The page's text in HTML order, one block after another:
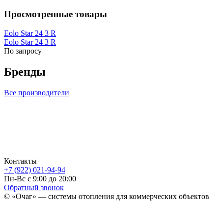
Просмотренные товары
Eolo Star 24 3 R
Eolo Star 24 3 R
По запросу
Бренды
Все производители
Контакты
+7 (922) 021-94-94
Пн-Вс с 9:00 до 20:00
Обратный звонок
© «Очаг» — системы отопления для коммерческих объектов